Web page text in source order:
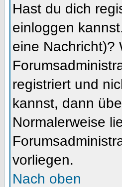
Hast du dich
einloggen
eine Nachricht)?
registriert und
kannst, dann
Normalerweise
vorliegen.
Nach oben